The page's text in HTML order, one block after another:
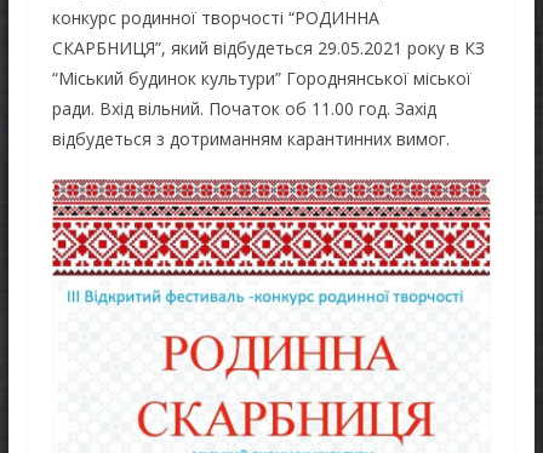
конкурс родинної творчості “РОДИННА
СКАРБНИЦЯ”, який відбудеться 29.05.2021 року в КЗ
“Міський будинок культури” Городнянської міської
ради. Вхід вільний. Початок об 11.00 год. Захід
відбудеться з дотриманням карантинних вимог.